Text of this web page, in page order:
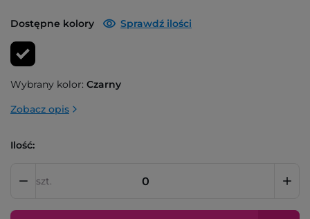
Dostępne kolory Sprawdź ilości
Wybrany kolor: Czarny
Zobacz opis
Ilość:
szt.